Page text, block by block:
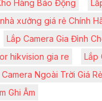
Hàng Báo Động
xưởng giá rẻ Chính
Lắp Camera Gia Đình
hikvision gia re Lắp
Ngoài Trời Giá Rẻ
Ghi Âm